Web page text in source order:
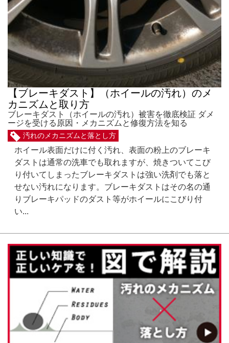
【ブレーキダスト】（ホイールの汚れ）のメ
カニズムと取り方
ブレーキダスト（ホイールの汚れ）被害を徹底検証 ダメ
ージを受ける原因・メカニズムと修復方法を知る
汚れのメカニズムと落とし方
ホイール表面だけに付く汚れ、表面の粉上のブレーキ
ダストは通常の洗車でも取れますが、焼きついてこび
り付いてしまったブレーキダストは強い洗剤でも落と
せない汚れになります。ブレーキダストはその名の通
りブレーキパッドのダスト等がホイールにこびり付
い...